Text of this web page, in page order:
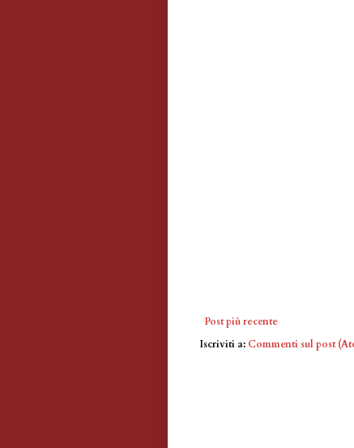
Post più recente
Iscriviti a: Commenti sul post